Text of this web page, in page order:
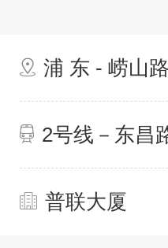
浦 东 - 崂山
2号线－东昌
普联大厦